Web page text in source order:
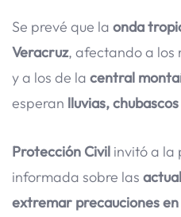
Se prevé que la onda
Veracruz, afectando a los
y a los de la central
esperan lluvias,
Protección Civil invitó a la
informada sobre las
extremar precauciones en